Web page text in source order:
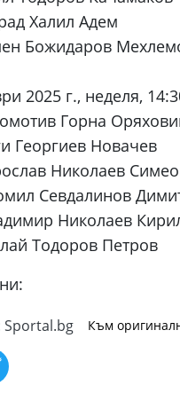
Халил Адем
Божидаров
2025 г., неделя,
Горна
Георгиев Новачев
Николаев
Севдалинов
Николаев
Тодоров Петров
Sportal.bg Към